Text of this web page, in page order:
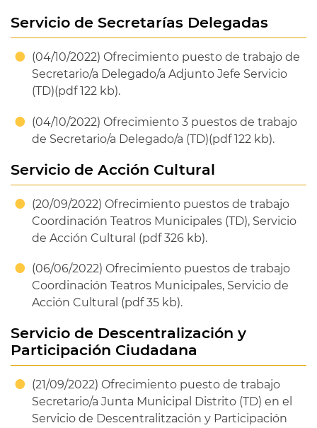
Servicio de Secretarías Delegadas
(04/10/2022) Ofrecimiento puesto de trabajo de
Secretario/a Delegado/a Adjunto Jefe Servicio
(TD)(pdf 122 kb).
(04/10/2022) Ofrecimiento 3 puestos de trabajo
de Secretario/a Delegado/a (TD)(pdf 122 kb).
Servicio de Acción Cultural
(20/09/2022) Ofrecimiento puestos de trabajo
Coordinación Teatros Municipales (TD), Servicio
de Acción Cultural (pdf 326 kb).
(06/06/2022) Ofrecimiento puestos de trabajo
Coordinación Teatros Municipales, Servicio de
Acción Cultural (pdf 35 kb).
Servicio de Descentralización y
Participación Ciudadana
(21/09/2022) Ofrecimiento puesto de trabajo
Secretario/a Junta Municipal Distrito (TD) en el
Servicio de Descentralitzación y Participación